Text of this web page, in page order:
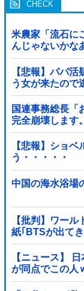
米農家「流石に
んじゃないかな
【悲報】パパ
う女が来たので
ことになってい
国連事務総長「
完全崩壊します
【悲報】ショ
う・・・・・
中国の海水浴場
【批判】ワー
紙｢BTSが出て
【ニュース】
が同点でこの人